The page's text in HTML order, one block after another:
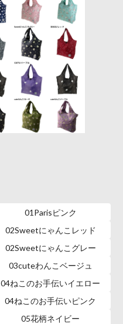
01Parisピンク
02Sweetにゃんこレッド
02Sweetにゃんこグレー
03cuteわんこベージュ
04ねこのお手伝いイエロー
04ねこのお手伝いピンク
05花柄ネイビー